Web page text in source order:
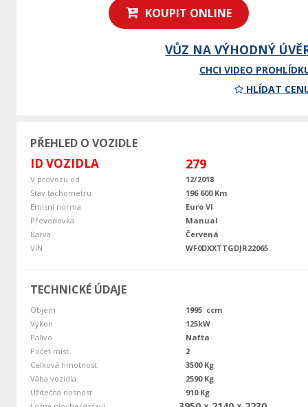
KOUPIT ONLINE
VŮZ NA VÝHODNÝ
CHCI VIDEO
HLÍDAT
PŘEHLED O VOZIDLE
ID VOZIDLA 279
V provozu od
12/2018
Stav tachometru
196 600 Km
Emisní norma
Euro VI
Převodovka
Manual
Barva
Červená
VIN
WF0DXXTTGDJR22065
TECHNICKÉ ÚDAJE
Objem
1995 ccm
Výkon
125kW
Palivo
Nafta
Počet míst
2
Celková hmotnost
3500 Kg
Váha vozidla
2590 Kg
Užitečná nosnost
910 Kg